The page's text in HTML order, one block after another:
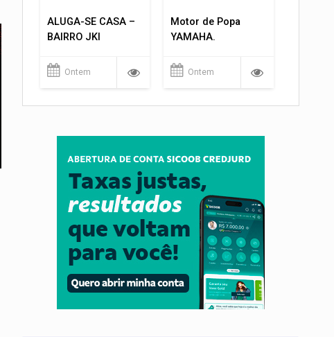
ALUGA-SE CASA –
BAIRRO JKI
Ontem
Motor de Popa
YAMAHA.
Ontem